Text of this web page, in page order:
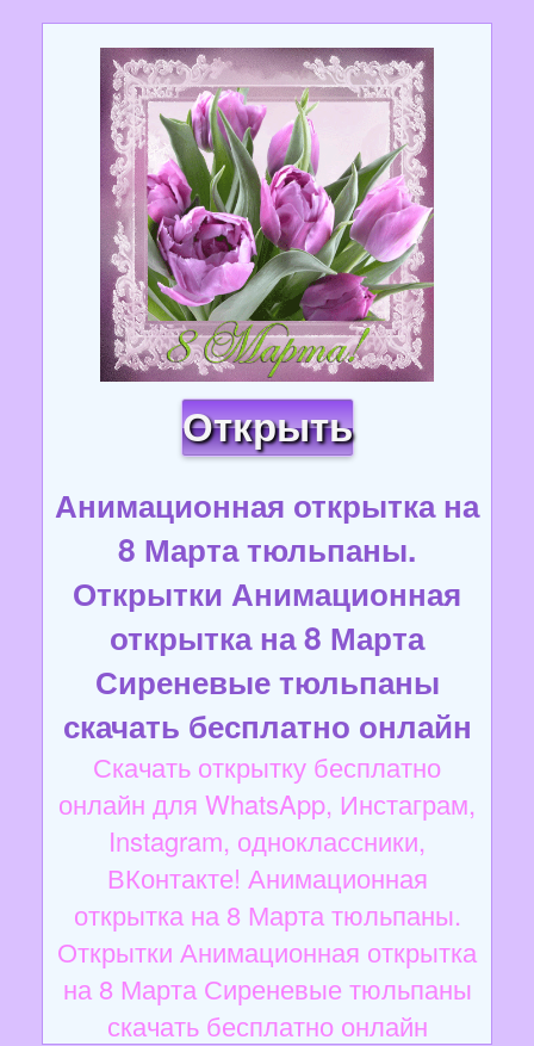
Открыть
Анимационная открытка на
8 Марта тюльпаны.
Открытки Анимационная
открытка на 8 Марта
Сиреневые тюльпаны
скачать бесплатно онлайн
Скачать открытку бесплатно
онлайн для WhatsApp, Инстаграм,
Instagram, одноклассники,
ВКонтакте! Анимационная
открытка на 8 Марта тюльпаны.
Открытки Анимационная открытка
на 8 Марта Сиреневые тюльпаны
скачать бесплатно онлайн